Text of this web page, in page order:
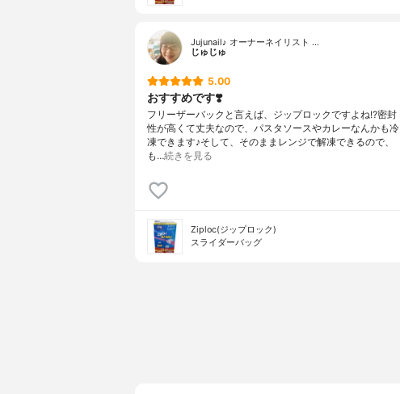
Jujunail♪ オーナーネイリスト …
じゅじゅ
5.00
おすすめです❣️
フリーザーバックと言えば、ジップロックですよね⁉️密封
性が高くて丈夫なので、パスタソースやカレーなんかも冷
凍できます♪そして、そのままレンジで解凍できるので、
も…続きを見る
Ziploc(ジップロック)
スライダーバッグ